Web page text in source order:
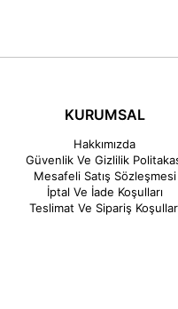
KURUMSAL
Hakkımızda
Güvenlik Ve Gizlilik
Mesafeli Satış Sözleşmesi
İptal Ve İade Koşulları
Teslimat Ve Sipariş